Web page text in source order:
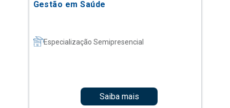
Gestão em Saúde
Especialização Semipresencial
Saiba mais